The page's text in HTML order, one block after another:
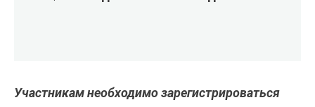
Участникам необходимо зарегистрироваться